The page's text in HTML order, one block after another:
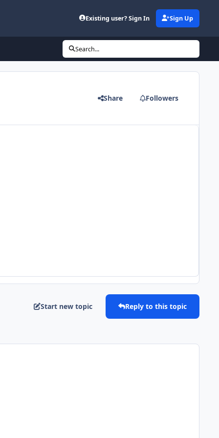
Existing user? Sign In Sign Up
Search...
Share Followers
Start new topic Reply to this topic